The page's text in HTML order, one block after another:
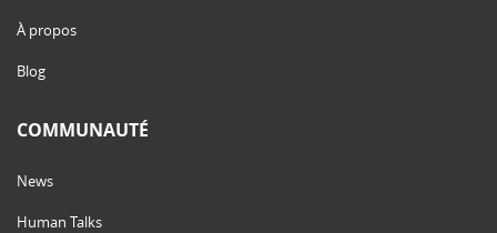
À propos
Blog
COMMUNAUTÉ
News
Human Talks